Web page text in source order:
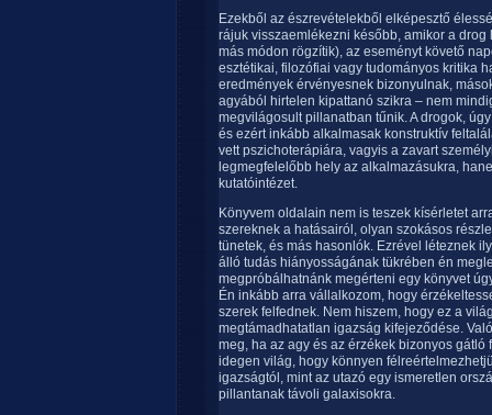
Ezekből az észrevételekből elképesztő
rájuk visszaemlékezni később, amikor a
más módon rögzítik), az eseményt követő
esztétikai, filozófiai vagy tudományos kritika
eredmények érvényesnek bizonyulnak,
agyából hirtelen kipattanó szikra – nem
megvilágosult pillanatban tűnik. A drogok,
és ezért inkább alkalmasak konstruktív
vett pszichoterápiára, vagyis a zavart
legmegfelelőbb hely az alkalmazásukra,
kutatóintézet.
Könyvem oldalain nem is teszek kísérletet
szereknek a hatásairól, olyan szokásos
tünetek, és más hasonlók. Ezrével léteznek
álló tudás hiányosságának tükrében én
megpróbálhatnánk megérteni egy könyvet
Én inkább arra vállalkozom, hogy
szerek felfednek. Nem hiszem, hogy ez a
megtámadhatatlan igazság kifejeződése.
meg, ha az agy és az érzékek bizonyos
idegen világ, hogy könnyen
igazságtól, mint az utazó egy ismeretlen
pillantanak távoli galaxisokra.